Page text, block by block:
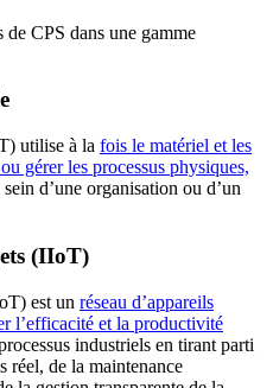
CPS dans une gamme
utilise à la fois le matériel et les
gérer les processus physiques,
sein d’une organisation ou d’un
(IIoT)
est un réseau d’appareils
l’efficacité et la productivité
industriels en tirant parti
réel, de la maintenance